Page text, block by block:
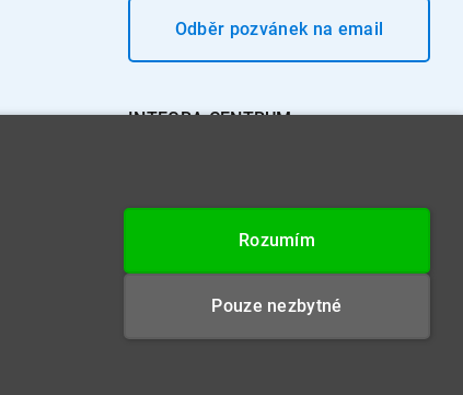
Odběr pozvánekna email
INTEGRA CENTRUM s.r.o.
DIČ: CZ26234203Rozumím
Pouze nezbytné